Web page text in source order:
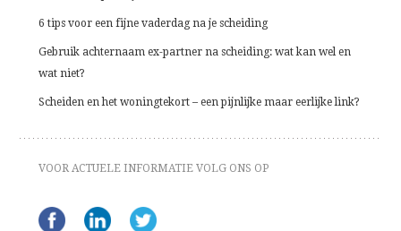
6 tips voor een fijne vaderdag na je scheiding
Gebruik achternaam ex-partner na scheiding: wat kan wel en
wat niet?
Scheiden en het woningtekort – een pijnlijke maar eerlijke link?
VOOR ACTUELE INFORMATIE VOLG ONS OP